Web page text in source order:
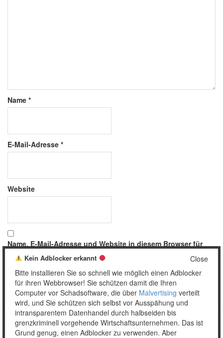
Name *
E-Mail-Adresse *
Website
Name, E-Mail-Adresse und Website in diesem Browser für
meinen nächsten Kommentar speichern.
Copyright © 2026 Unser täglich Spam.
Close
Kein Adblocker erkannt
Bitte installieren Sie so schnell wie möglich einen Adblocker
für ihren Webbrowser! Sie schützen damit die Ihren
Computer vor Schadsoftware, die über Malvertising verteilt
wird, und Sie schützen sich selbst vor Ausspähung und
intransparentem Datenhandel durch halbseiden bis
grenzkriminell vorgehende Wirtschaftsunternehmen. Das ist
Grund genug, einen Adblocker zu verwenden. Aber